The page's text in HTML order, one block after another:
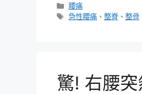
分
類
腰痛
標
急性腰痛 、整脊 、整骨
驚! 右腰突